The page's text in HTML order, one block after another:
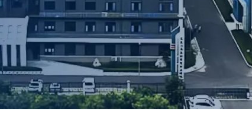
薯片、爆米花和油炸食品
意面、即食米和即食面
大豆组织蛋白和素肉
宠物食品和零食
废水处理化学品
食品工业干燥焙烤设备
纺织化学品
电子化学品